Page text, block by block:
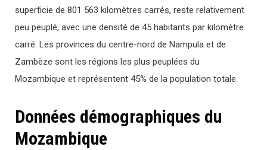
superficie de 801 563 kilomètres carrés, reste relativement
peu peuplé, avec une densité de 45 habitants par kilomètre
carré. Les provinces du centre-nord de Nampula et de
Zambèze sont les régions les plus peuplées du
Mozambique et représentent 45% de la population totale.
Données démographiques du
Mozambique